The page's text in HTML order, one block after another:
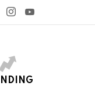
facebookinstagram